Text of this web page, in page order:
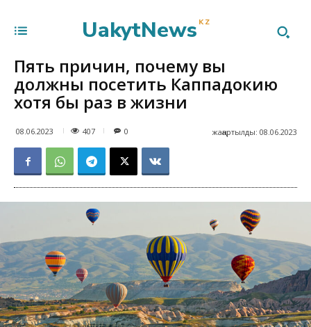
UakytNews KZ
Пять причин, почему вы
должны посетить Каппадокию
хотя бы раз в жизни
08.06.2023 407 жаңартылды: 08.06.2023
0